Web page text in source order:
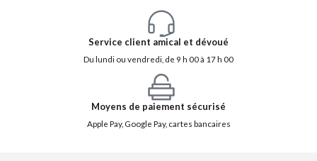
Service client amical et dévoué
Du lundi ou vendredi, de 9 h 00 à 17 h 00
Moyens de paiement sécurisé
Apple Pay, Google Pay, cartes bancaires